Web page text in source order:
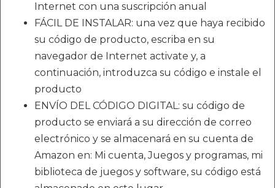
Internet con una suscripción anual
FÁCIL DE INSTALAR: una vez que haya recibido
su código de producto, escriba en su
navegador de Internet activate y, a
continuación, introduzca su código e instale el
producto
ENVÍO DEL CÓDIGO DIGITAL: su código de
producto se enviará a su dirección de correo
electrónico y se almacenará en su cuenta de
Amazon en: Mi cuenta, Juegos y programas, mi
biblioteca de juegos y software, su código está